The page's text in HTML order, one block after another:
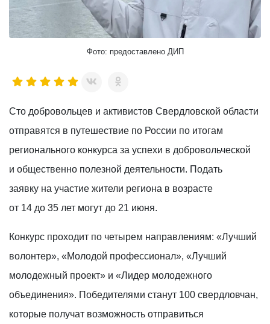
Фото: предоставлено ДИП
Сто добровольцев и активистов Свердловской области
отправятся в путешествие по России по итогам
регионального конкурса за успехи в добровольческой
и общественно полезной деятельности. Подать
заявку на участие жители региона в возрасте
от 14 до 35 лет могут до 21 июня.
Конкурс проходит по четырем направлениям: «Лучший
волонтер», «Молодой профессионал», «Лучший
молодежный проект» и «Лидер молодежного
объединения». Победителями станут 100 свердловчан,
которые получат возможность отправиться